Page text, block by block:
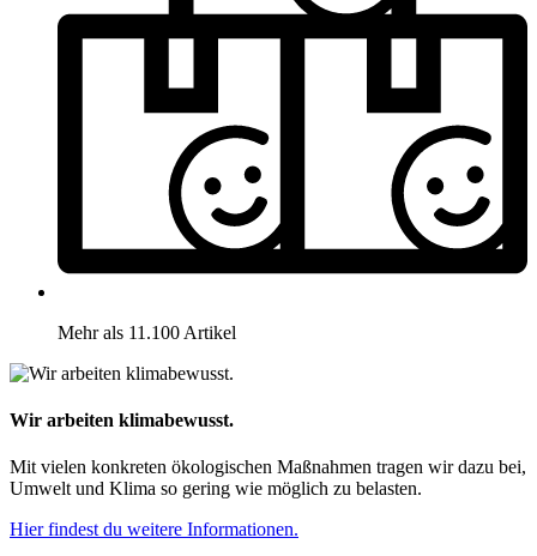
Mehr als 11.100 Artikel
Wir arbeiten klimabewusst.
Mit vielen konkreten ökologischen Maßnahmen tragen wir dazu bei,
Umwelt und Klima so gering wie möglich zu belasten.
Hier findest du weitere Informationen.